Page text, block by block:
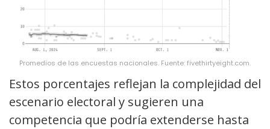
Promedios de las encuestas nacionales. Fuente: fivethirtyeight.com.
Estos porcentajes reflejan la complejidad del
escenario electoral y sugieren una
competencia que podría extenderse hasta